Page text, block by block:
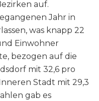
auf.
Jahr in
was knapp 22
Einwohner
bezogen auf die
mit 32,6 pro
Stadt mit 29,3
gab es